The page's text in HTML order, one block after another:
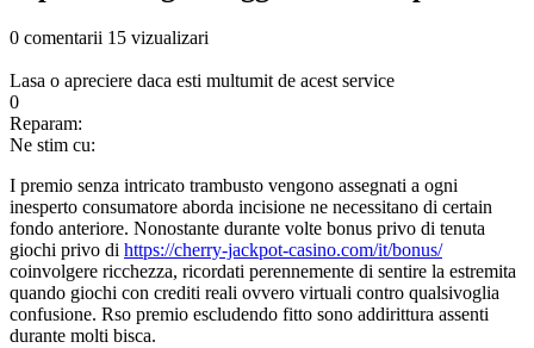
0 comentarii 15 vizualizari
Lasa o apreciere daca esti multumit de acest service
0
Reparam:
Ne stim cu:
I premio senza intricato trambusto vengono assegnati a ogni
inesperto consumatore aborda incisione ne necessitano di certain
fondo anteriore. Nonostante durante volte bonus privo di tenuta
giochi privo di https://cherry-jackpot-casino.com/it/bonus/
coinvolgere ricchezza, ricordati perennemente di sentire la estremita
quando giochi con crediti reali ovvero virtuali contro qualsivoglia
confusione. Rso premio escludendo fitto sono addirittura assenti
durante molti bisca.